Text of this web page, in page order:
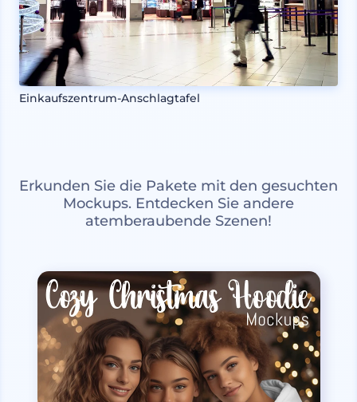
Einkaufszentrum-Anschlagtafel
Erkunden Sie die Pakete mit den gesuchten
Mockups. Entdecken Sie andere
atemberaubende Szenen!